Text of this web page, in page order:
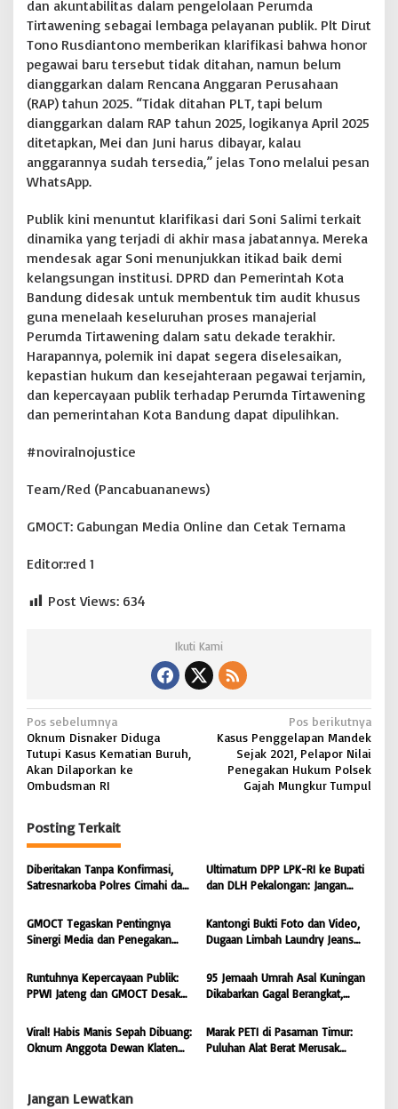
dan akuntabilitas dalam pengelolaan Perumda
Tirtawening sebagai lembaga pelayanan publik. Plt Dirut
Tono Rusdiantono memberikan klarifikasi bahwa honor
pegawai baru tersebut tidak ditahan, namun belum
dianggarkan dalam Rencana Anggaran Perusahaan
(RAP) tahun 2025. “Tidak ditahan PLT, tapi belum
dianggarkan dalam RAP tahun 2025, logikanya April 2025
ditetapkan, Mei dan Juni harus dibayar, kalau
anggarannya sudah tersedia,” jelas Tono melalui pesan
WhatsApp.
Publik kini menuntut klarifikasi dari Soni Salimi terkait
dinamika yang terjadi di akhir masa jabatannya. Mereka
mendesak agar Soni menunjukkan itikad baik demi
kelangsungan institusi. DPRD dan Pemerintah Kota
Bandung didesak untuk membentuk tim audit khusus
guna menelaah keseluruhan proses manajerial
Perumda Tirtawening dalam satu dekade terakhir.
Harapannya, polemik ini dapat segera diselesaikan,
kepastian hukum dan kesejahteraan pegawai terjamin,
dan kepercayaan publik terhadap Perumda Tirtawening
dan pemerintahan Kota Bandung dapat dipulihkan.
#noviralnojustice
Team/Red (Pancabuananews)
GMOCT: Gabungan Media Online dan Cetak Ternama
Editor:red 1
Post Views: 634
Ikuti Kami
N
a
v
g
a
s
p
o
s
Pos sebelumnya
Oknum Disnaker Diduga
Tutupi Kasus Kematian Buruh,
Akan Dilaporkan ke
Ombudsman RI
Pos berikutnya
Kasus Penggelapan Mandek
Sejak 2021, Pelapor Nilai
Penegakan Hukum Polsek
Gajah Mungkur Tumpul
Posting Terkait
Diberitakan Tanpa Konfirmasi,
Satresnarkoba Polres Cimahi dan
Sepihak
Ultimatum DPP LPK-RI ke Bupati
dan DLH Pekalongan: Jangan
Limbah Laundry, Siap Tempuh
Jalur Hukum Sampai Tingkat
Pusat
GMOCT Tegaskan Pentingnya
Sinergi Media dan Penegakan
Kabupaten Limapuluh Kota
Kantongi Bukti Foto dan Video,
Dugaan Limbah Laundry Jeans
RI dan GMOCT Desak KLH, Polri
Hingga Kejaksaan Bertindak
Runtuhnya Kepercayaan Publik:
PPWI Jateng dan GMOCT Desak
Diperas” Bupati Pemalang Serta
Oknum KPK
95 Jemaah Umrah Asal Kuningan
Dikabarkan Gagal Berangkat,
Komitmen Layanan Sesuai Aturan
Viral! Habis Manis Sepah Dibuang:
Oknum Anggota Dewan Klaten
keterangan
Marak PETI di Pasaman Timur:
Puluhan Alat Berat Merusak
Jangan Lewatkan